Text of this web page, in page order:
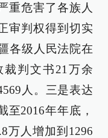
重危害了各族人
审判权得到切实
各级人民法院在
判文书21万余
人。三是表达
至2016年年底，
万人增加到1296